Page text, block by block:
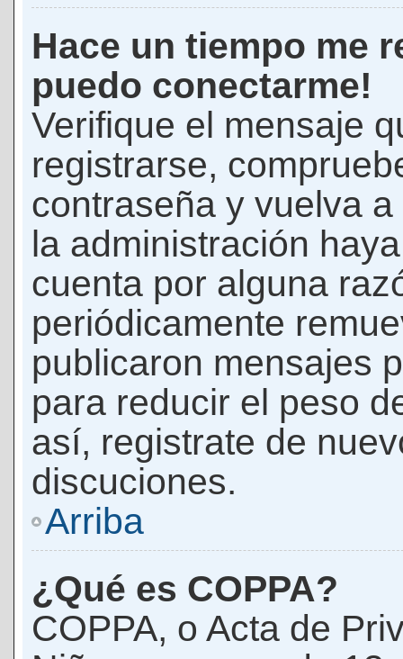
Hace un tiempo me
puedo conectarme!
Verifique el mensaje
registrarse,
contraseña y vuelva
la administración
cuenta por alguna
periódicamente
publicaron mensajes
para reducir el peso
así, registrate de
discuciones.
Arriba
¿Qué es COPPA?
COPPA, o Acta de